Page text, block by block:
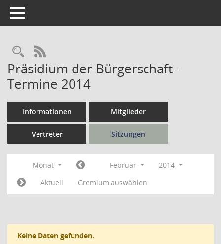
Toggle navigation
Rechercheauswahl
RSS-Feed
Präsidium der Bürgerschaft -
Termine 2014
Informationen Mitglieder
Vertreter Sitzungen
Monat Februar
2014
Aktuell
Gremium auswählen
Keine Daten gefunden.